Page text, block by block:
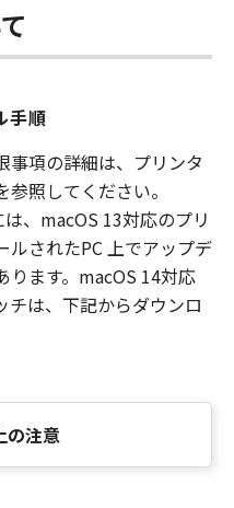
手順
事項の詳細は、プリンタ
照してください。
、macOS 13対応のプリ
ルされたPC 上でアップデ
ります。macOS 14対応
チは、下記からダウンロ
の注意